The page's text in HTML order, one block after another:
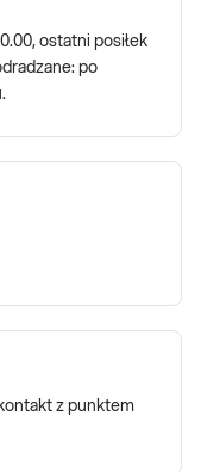
ostatni posiłek
po
z punktem